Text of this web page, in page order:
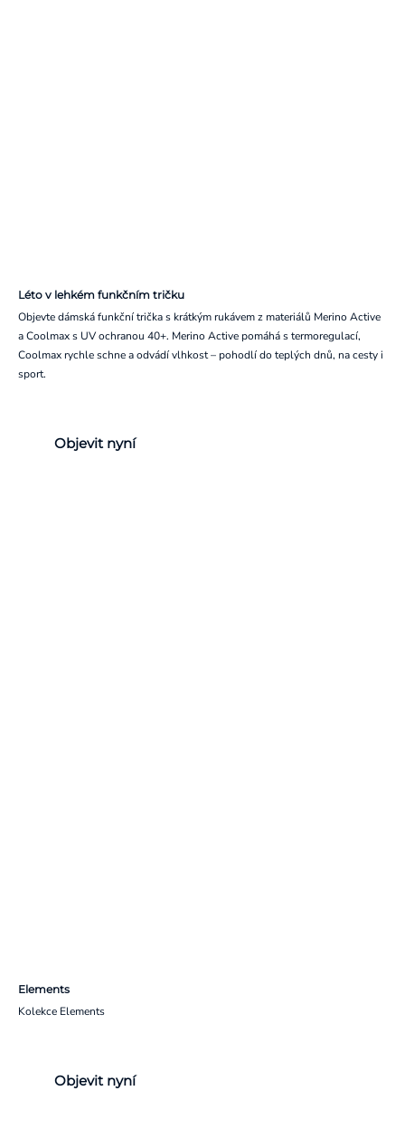
Léto v lehkém funkčním tričku
Objevte dámská funkční trička s krátkým rukávem z materiálů Merino Active
a Coolmax s UV ochranou 40+. Merino Active pomáhá s termoregulací,
Coolmax rychle schne a odvádí vlhkost – pohodlí do teplých dnů, na cesty i
sport.
Objevit nyní
Elements
Kolekce Elements
Objevit nyní